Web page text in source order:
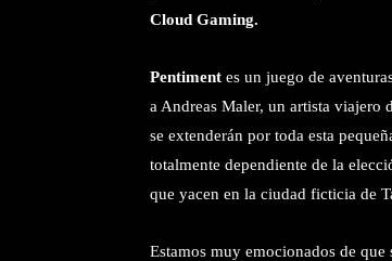
Cloud Gaming.
Pentiment es un juego de
a Andreas Maler, un artista viajero
se extenderán por toda esta
totalmente dependiente de la
que yacen en la ciudad ficticia de
Estamos muy emocionados de